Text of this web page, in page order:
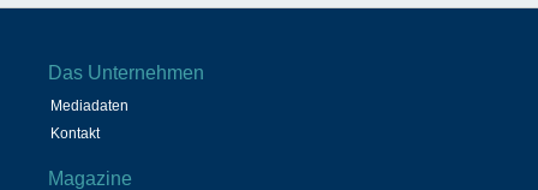
Das Unternehmen
Mediadaten
Kontakt
Magazine